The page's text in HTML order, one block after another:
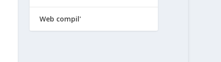
Web compil'